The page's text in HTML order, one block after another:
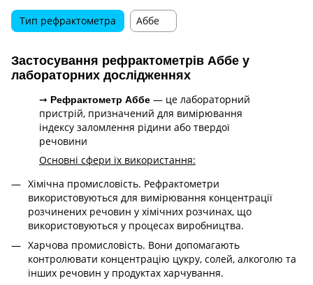
Застосування рефрактометрів Аббе у
лабораторних дослідженнях
➞ Рефрактометр Аббе — це лабораторний
пристрій, призначений для вимірювання
індексу заломлення рідини або твердої
речовини
Основні сфери їх використання:
Хімічна промисловість. Рефрактометри
використовуються для вимірювання концентрації
розчинених речовин у хімічних розчинах, що
використовуються у процесах виробництва.
Харчова промисловість. Вони допомагають
контролювати концентрацію цукру, солей, алкоголю та
інших речовин у продуктах харчування.
Тип рефрактометра Аббе